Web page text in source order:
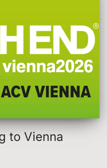
to Vienna